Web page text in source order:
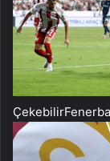
Çekebilir